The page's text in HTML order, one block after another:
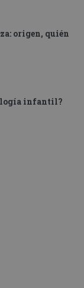
origen, quién
infantil?